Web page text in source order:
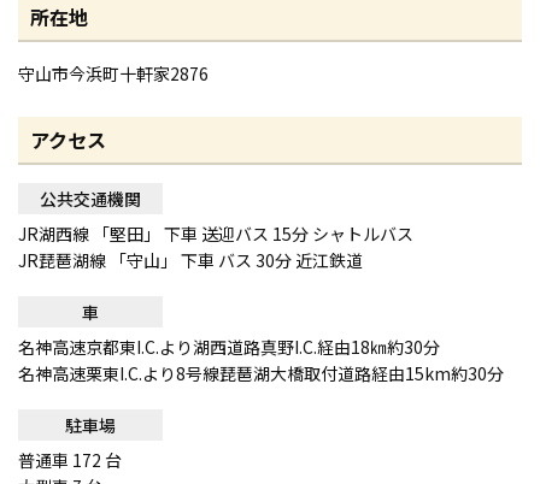
所在地
守山市今浜町十軒家2876
アクセス
公共交通機関
JR湖西線 「堅田」 下車 送迎バス 15分 シャトルバス
JR琵琶湖線 「守山」 下車 バス 30分 近江鉄道
車
名神高速京都東I.C.より湖西道路真野I.C.経由18㎞約30分
名神高速栗東I.C.より8号線琵琶湖大橋取付道路経由15km約30分
駐車場
普通車 172 台